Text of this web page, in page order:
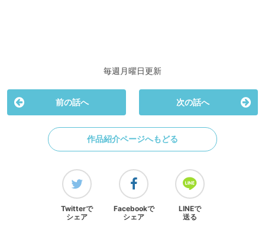
毎週月曜日更新
前の話へ 次の話へ
作品紹介ページへもどる
Twitterで
シェア
Facebookで
シェア
LINEで
送る